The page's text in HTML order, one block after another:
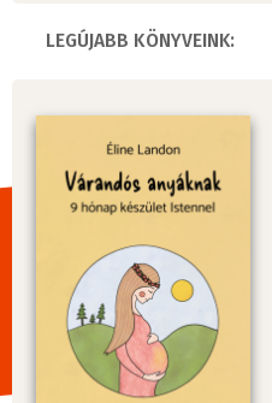
LEGÚJABB KÖNYVEINK: